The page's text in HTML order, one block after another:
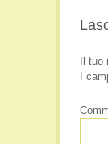
Il
I